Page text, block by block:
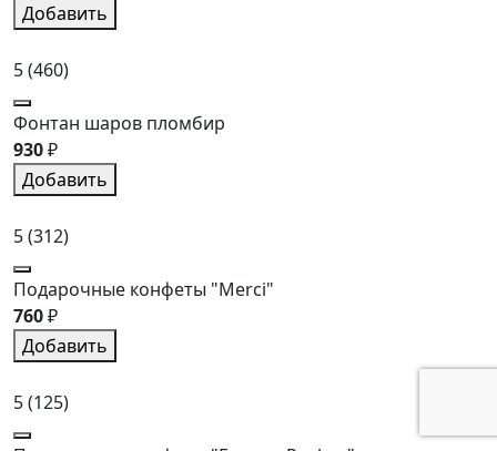
Добавить
5(460)
Фонтан шаров пломбир
930₽
Добавить
5(312)
Подарочные конфеты "Merci"
760₽
Добавить
5(125)